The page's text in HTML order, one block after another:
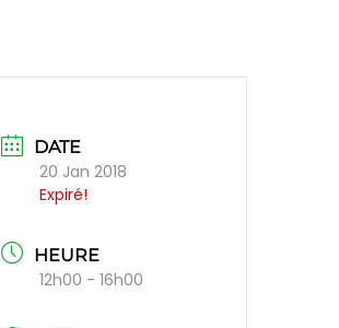
DATE
20 Jan 2018
Expiré!
HEURE
12h00 - 16h00